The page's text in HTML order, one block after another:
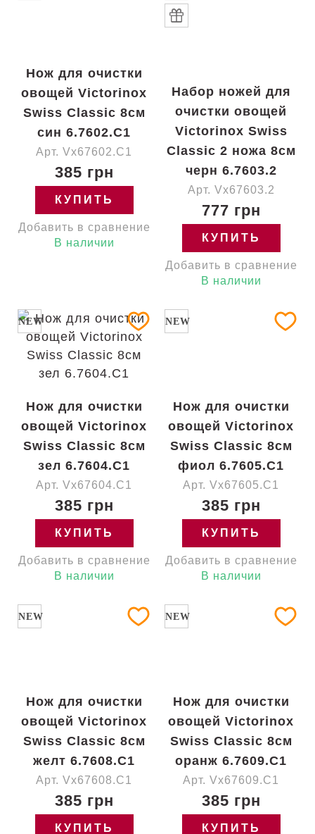
Нож для очистки
овощей Victorinox
Swiss Classic 8см
син 6.7602.C1
Арт. Vx67602.C1
385 грн
КУПИТЬ
Добавить в сравнение
В наличии
Набор ножей для
очистки овощей
Victorinox Swiss
Classic 2 ножа 8см
черн 6.7603.2
Арт. Vx67603.2
777 грн
КУПИТЬ
Добавить в сравнение
В наличии
NEW
Нож для очистки
овощей Victorinox
Swiss Classic 8см
зел 6.7604.C1
Арт. Vx67604.C1
385 грн
КУПИТЬ
Добавить в сравнение
В наличии
NEW
Нож для очистки
овощей Victorinox
Swiss Classic 8см
фиол 6.7605.C1
Арт. Vx67605.C1
385 грн
КУПИТЬ
Добавить в сравнение
В наличии
NEW
Нож для очистки
овощей Victorinox
Swiss Classic 8см
желт 6.7608.C1
Арт. Vx67608.C1
385 грн
КУПИТЬ
NEW
Нож для очистки
овощей Victorinox
Swiss Classic 8см
оранж 6.7609.C1
Арт. Vx67609.C1
385 грн
КУПИТЬ